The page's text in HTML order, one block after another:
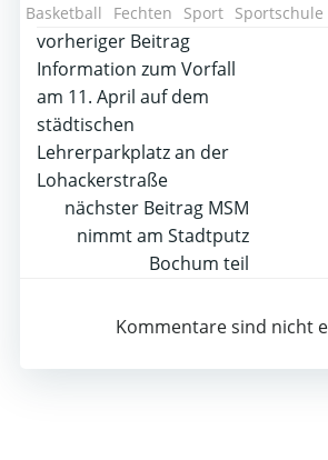
Basketball Fechten Sport Sportschule
Post
navigation
vorheriger Beitrag
Information zum Vorfall
am 11. April auf dem
städtischen
Lehrerparkplatz an der
Lohackerstraße
Post
navigation
nächster Beitrag MSM
nimmt am Stadtputz
Bochum teil
Kommentare sind nicht